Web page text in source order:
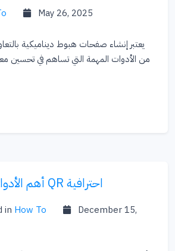
May 26, 2025
من الأدوات المهمة التي تساهم في تحسين
أهم الأدوات لتصميم رموز QR احترافية
in How To
December 15,